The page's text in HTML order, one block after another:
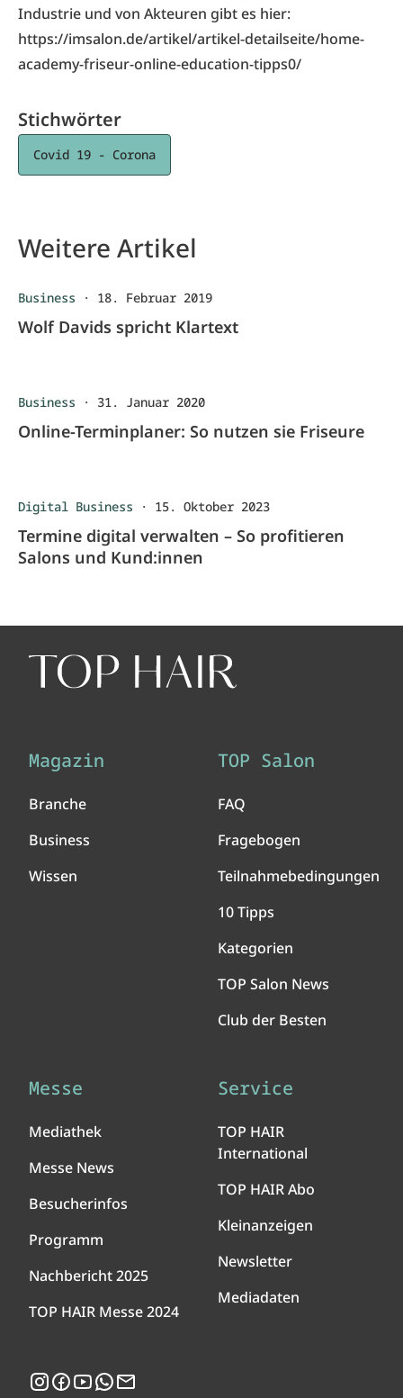
Industrie und von Akteuren gibt es hier:
https://imsalon.de/artikel/artikel-detailseite/home-
academy-friseur-online-education-tipps0/
Stichwörter
Covid 19 - Corona
Weitere Artikel
Business · 18. Februar 2019
Wolf Davids spricht Klartext
Business · 31. Januar 2020
Online-Terminplaner: So nutzen sie Friseure
Digital Business · 15. Oktober 2023
Termine digital verwalten – So profitieren
Salons und Kund:innen
Magazin
Branche
Business
Wissen
TOP Salon
FAQ
Fragebogen
Teilnahmebedingungen
10 Tipps
Kategorien
TOP Salon News
Club der Besten
Messe
Mediathek
Messe News
Besucherinfos
Programm
Nachbericht 2025
TOP HAIR Messe 2024
Service
TOP HAIR
International
TOP HAIR Abo
Kleinanzeigen
Newsletter
Mediadaten
Instagram
Facebook
YouTubeWhatsApp